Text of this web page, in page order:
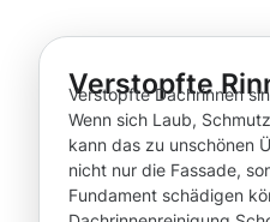
Verstopfte
Verstopfte Dachrinnen
Wenn sich Laub,
kann das zu unschönen
nicht nur die Fassade,
Fundament schädigen